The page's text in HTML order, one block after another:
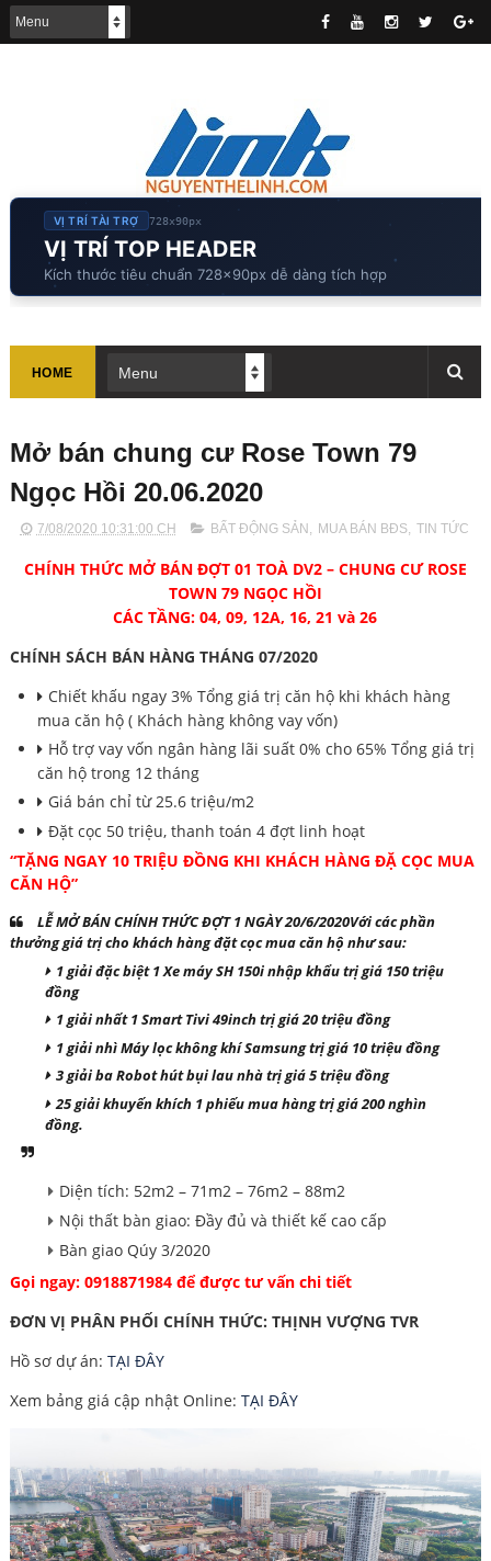
VỊ TRÍ TÀI TRỢ 728x90px
VỊ TRÍ TOP HEADER
Kích thước tiêu chuẩn 728x90px dễ dàng tích hợp
HOME
Mở bán chung cư Rose Town 79
Ngọc Hồi 20.06.2020
7/08/2020 10:31:00 CH BẤT ĐỘNG SẢN , MUA BÁN BĐS, TIN TỨC
CHÍNH THỨC MỞ BÁN ĐỢT 01 TOÀ DV2 – CHUNG CƯ ROSE
TOWN 79 NGỌC HỒI
CÁC TẦNG: 04, 09, 12A, 16, 21 và 26
CHÍNH SÁCH BÁN HÀNG THÁNG 07/2020
Chiết khấu ngay 3% Tổng giá trị căn hộ khi khách hàng
mua căn hộ ( Khách hàng không vay vốn)
Hỗ trợ vay vốn ngân hàng lãi suất 0% cho 65% Tổng giá trị
căn hộ trong 12 tháng
Giá bán chỉ từ 25.6 triệu/m2
Đặt cọc 50 triệu, thanh toán 4 đợt linh hoạt
“TẶNG NGAY 10 TRIỆU ĐỒNG KHI KHÁCH HÀNG ĐẶ CỌC MUA
CĂN HỘ”
LỄ MỞ BÁN CHÍNH THỨC ĐỢT 1 NGÀY 20/6/2020Với các phần
thưởng giá trị cho khách hàng đặt cọc mua căn hộ như sau:
1 giải đặc biệt 1 Xe máy SH 150i nhập khẩu trị giá 150 triệu
đồng
1 giải nhất 1 Smart Tivi 49inch trị giá 20 triệu đồng
1 giải nhì Máy lọc không khí Samsung trị giá 10 triệu đồng
3 giải ba Robot hút bụi lau nhà trị giá 5 triệu đồng
25 giải khuyến khích 1 phiếu mua hàng trị giá 200 nghìn
đồng.
Diện tích: 52m2 – 71m2 – 76m2 – 88m2
Nội thất bàn giao: Đầy đủ và thiết kế cao cấp
Bàn giao Qúy 3/2020
Gọi ngay: 0918871984 để được tư vấn chi tiết
ĐƠN VỊ PHÂN PHỐI CHÍNH THỨC: THỊNH VƯỢNG TVR
Hồ sơ dự án: TẠI ĐÂY
Xem bảng giá cập nhật Online: TẠI ĐÂY